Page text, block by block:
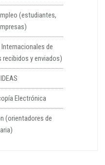
(estudiantes,
de
y enviados)
Electrónica
(orientadores de